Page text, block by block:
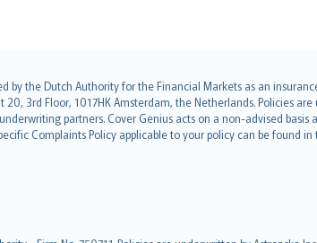
by the Dutch Authority for the Financial Markets as an
3rd Floor, 1017HK Amsterdam, the Netherlands. Policies
partners. Cover Genius acts on a non-advised basis
Complaints Policy applicable to your policy can be found